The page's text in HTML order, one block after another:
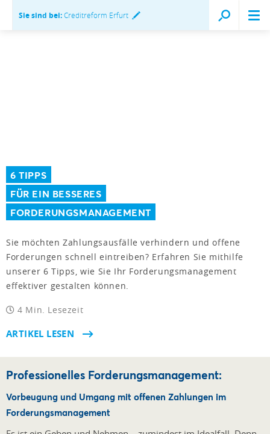
Sie sind bei:Creditreform Erfurt
6 TIPPS
FÜR EIN BESSERES
FORDERUNGSMANAGEMENT
Sie möchten Zahlungsausfälle verhindern und offene
Forderungen schnell eintreiben? Erfahren Sie mithilfe
unserer 6 Tipps, wie Sie Ihr Forderungsmanagement
effektiver gestalten können.
4 Min. Lesezeit
ARTIKEL LESEN
Professionelles Forderungsmanagement:
Vorbeugung und Umgang mit offenen Zahlungen im
Forderungsmanagement